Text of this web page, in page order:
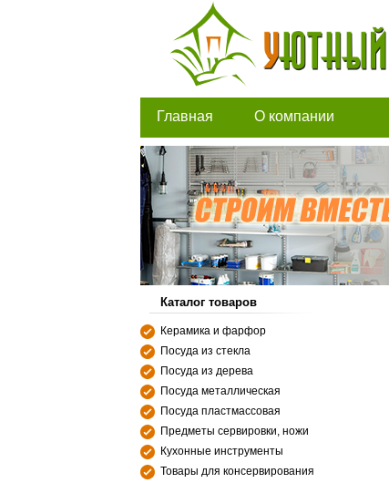
Главная О компании
Каталог товаров
Керамика и фарфор
Посуда из стекла
Посуда из дерева
Посуда металлическая
Посуда пластмассовая
Предметы сервировки, ножи
Кухонные инструменты
Товары для консервирования